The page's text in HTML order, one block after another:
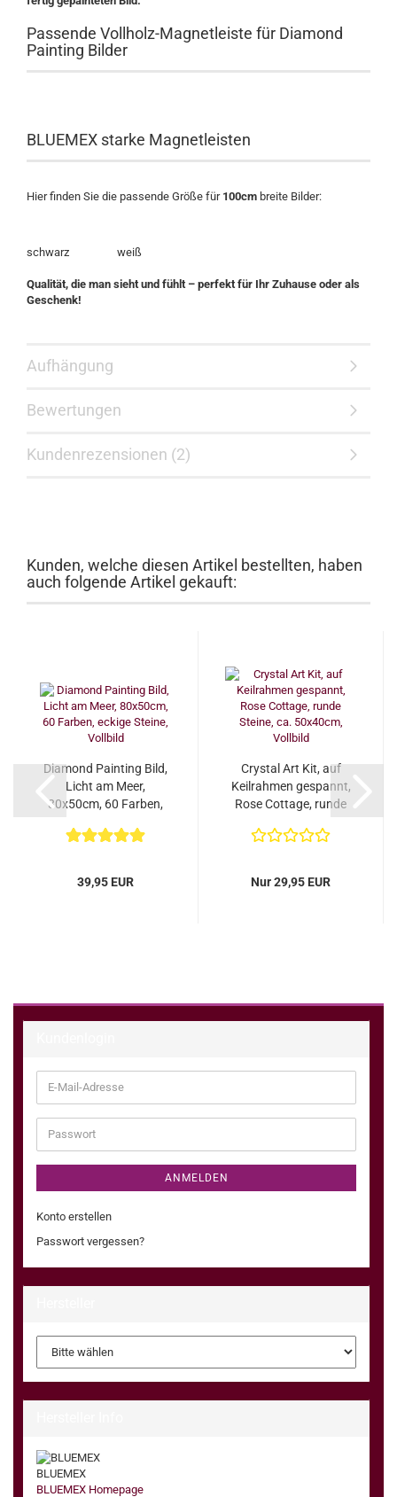
Passende Vollholz-Magnetleiste für Diamond
Painting Bilder
BLUEMEX starke Magnetleisten
Hier finden Sie die passende Größe für 100cm breite Bilder:
schwarz weiß
Qualität, die man sieht und fühlt – perfekt für Ihr Zuhause oder als
Geschenk!
Aufhängung
Bewertungen
Kundenrezensionen (2)
Kunden, welche diesen Artikel bestellten, haben
auch folgende Artikel gekauft:
Diamond Painting Bild,
Licht am Meer,
80x50cm, 60 Farben,
39,95 EUR
Crystal Art Kit, auf
Keilrahmen gespannt,
Rose Cottage, runde
Nur 29,95 EUR
E-
Mail-
Adresse
Passwort
ANMELDEN
Konto erstellen
Passwort vergessen?
BLUEMEX
BLUEMEX Homepage